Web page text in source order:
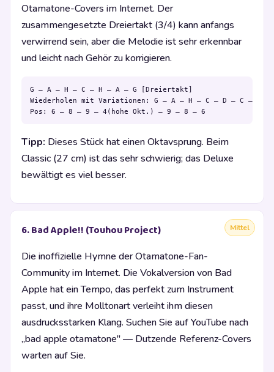
Otamatone-Covers im Internet. Der
zusammengesetzte Dreiertakt (3/4) kann anfangs
verwirrend sein, aber die Melodie ist sehr erkennbar
und leicht nach Gehör zu korrigieren.
G – A – H – C – H – A – G [Dreiertakt]
Wiederholen mit Variationen: G – A – H – C – D – C – H –
Pos: 6 – 8 – 9 – 4(hohe Okt.) – 9 – 8 – 6
Tipp: Dieses Stück hat einen Oktavsprung. Beim
Classic (27 cm) ist das sehr schwierig; das Deluxe
bewältigt es viel besser.
Mittel
6. Bad Apple!! (Touhou Project)
Die inoffizielle Hymne der Otamatone-Fan-
Community im Internet. Die Vokalversion von Bad
Apple hat ein Tempo, das perfekt zum Instrument
passt, und ihre Molltonart verleiht ihm diesen
ausdrucksstarken Klang. Suchen Sie auf YouTube nach
„bad apple otamatone" — Dutzende Referenz-Covers
warten auf Sie.